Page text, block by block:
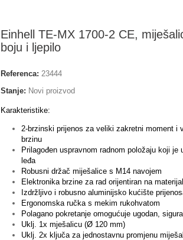
Einhell TE-MX 1700-2 CE,
boju i ljepilo
Referenca: 23444
Stanje: Novi proizvod
Karakteristike:
2-brzinski prijenos za veliki zakretni moment i
brzinu
Prilagođen uspravnom radnom položaju koji je
leđa
Robusni držač miješalice s M14 navojem
Elektronika brzine za rad orijentiran na
Izdržljivo i robusno aluminijsko kućište
Ergonomska ručka s mekim rukohvatom
Polagano pokretanje omogućuje ugodan,
Uklj. 1x mješalicu (Ø 120 mm)
Uklj. 2x ključa za jednostavnu promjenu